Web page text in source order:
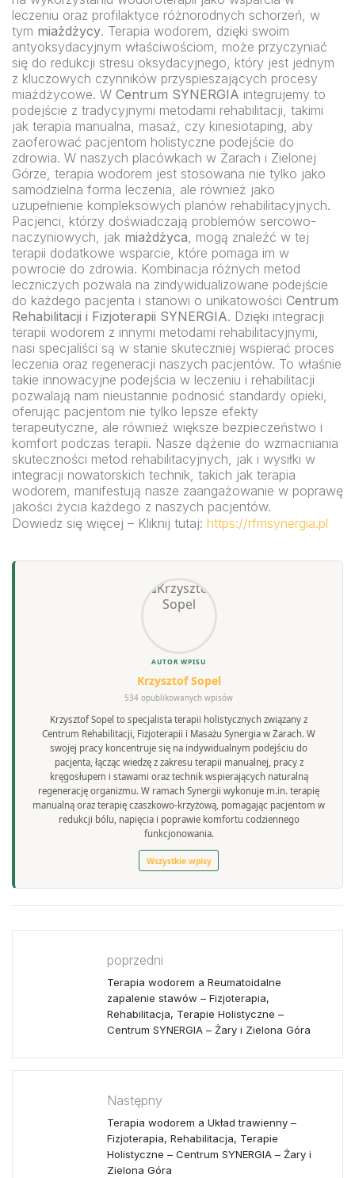
leczeniu oraz profilaktyce różnorodnych schorzeń, w
tym miażdżycy. Terapia wodorem, dzięki swoim
antyoksydacyjnym właściwościom, może przyczyniać
się do redukcji stresu oksydacyjnego, który jest jednym
z kluczowych czynników przyspieszających procesy
miażdżycowe. W Centrum SYNERGIA integrujemy to
podejście z tradycyjnymi metodami rehabilitacji, takimi
jak terapia manualna, masaż, czy kinesiotaping, aby
zaoferować pacjentom holistyczne podejście do
zdrowia. W naszych placówkach w Żarach i Zielonej
Górze, terapia wodorem jest stosowana nie tylko jako
samodzielna forma leczenia, ale również jako
uzupełnienie kompleksowych planów rehabilitacyjnych.
Pacjenci, którzy doświadczają problemów sercowo-
naczyniowych, jak miażdżyca, mogą znaleźć w tej
terapii dodatkowe wsparcie, które pomaga im w
powrocie do zdrowia. Kombinacja różnych metod
leczniczych pozwala na zindywidualizowane podejście
do każdego pacjenta i stanowi o unikatowości Centrum
Rehabilitacji i Fizjoterapii SYNERGIA. Dzięki integracji
terapii wodorem z innymi metodami rehabilitacyjnymi,
nasi specjaliści są w stanie skuteczniej wspierać proces
leczenia oraz regeneracji naszych pacjentów. To właśnie
takie innowacyjne podejścia w leczeniu i rehabilitacji
pozwalają nam nieustannie podnosić standardy opieki,
oferując pacjentom nie tylko lepsze efekty
terapeutyczne, ale również większe bezpieczeństwo i
komfort podczas terapii. Nasze dążenie do wzmacniania
skuteczności metod rehabilitacyjnych, jak i wysiłki w
integracji nowatorskich technik, takich jak terapia
wodorem, manifestują nasze zaangażowanie w poprawę
jakości życia każdego z naszych pacjentów.
Dowiedz się więcej – Kliknij tutaj: https://rfmsynergia.pl
AUTOR WPISU
Krzysztof Sopel
534 opublikowanych wpisów
Krzysztof Sopel to specjalista terapii holistycznych związany z
Centrum Rehabilitacji, Fizjoterapii i Masażu Synergia w Żarach. W
swojej pracy koncentruje się na indywidualnym podejściu do
pacjenta, łącząc wiedzę z zakresu terapii manualnej, pracy z
kręgosłupem i stawami oraz technik wspierających naturalną
regenerację organizmu. W ramach Synergii wykonuje m.in. terapię
manualną oraz terapię czaszkowo-krzyżową, pomagając pacjentom w
redukcji bólu, napięcia i poprawie komfortu codziennego
funkcjonowania.
Wszystkie wpisy
poprzedni
Terapia wodorem a Reumatoidalne
zapalenie stawów – Fizjoterapia,
Rehabilitacja, Terapie Holistyczne –
Centrum SYNERGIA – Żary i Zielona Góra
Następny
Terapia wodorem a Układ trawienny –
Fizjoterapia, Rehabilitacja, Terapie
Holistyczne – Centrum SYNERGIA – Żary i
Zielona Góra